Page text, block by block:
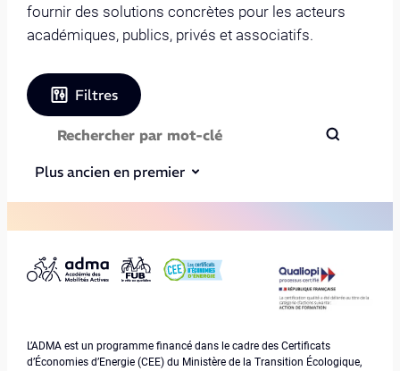
fournir des solutions concrètes pour les acteurs
académiques, publics, privés et associatifs.
Filtres
Plus ancien en premier
L’ADMA est un programme financé dans le cadre des Certificats
d’Économies d’Energie (CEE) du Ministère de la Transition Écologique,